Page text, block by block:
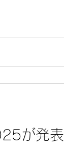
が発表